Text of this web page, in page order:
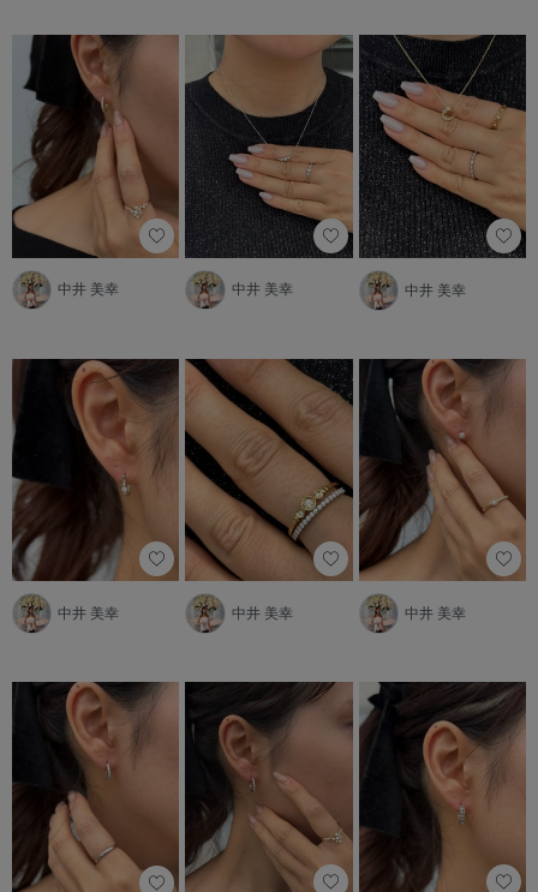
中井 美幸 中井 美幸 中井 美幸
中井 美幸 中井 美幸 中井 美幸